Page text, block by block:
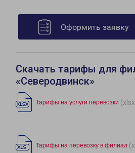
Оформить заявку
Скачать тарифы для
«Северодвинск»
Тарифы на услуги перевозки
Тарифы на перевозку в филиал